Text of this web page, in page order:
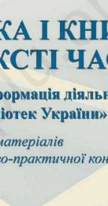
України для дітей
Г. Короленка
використання